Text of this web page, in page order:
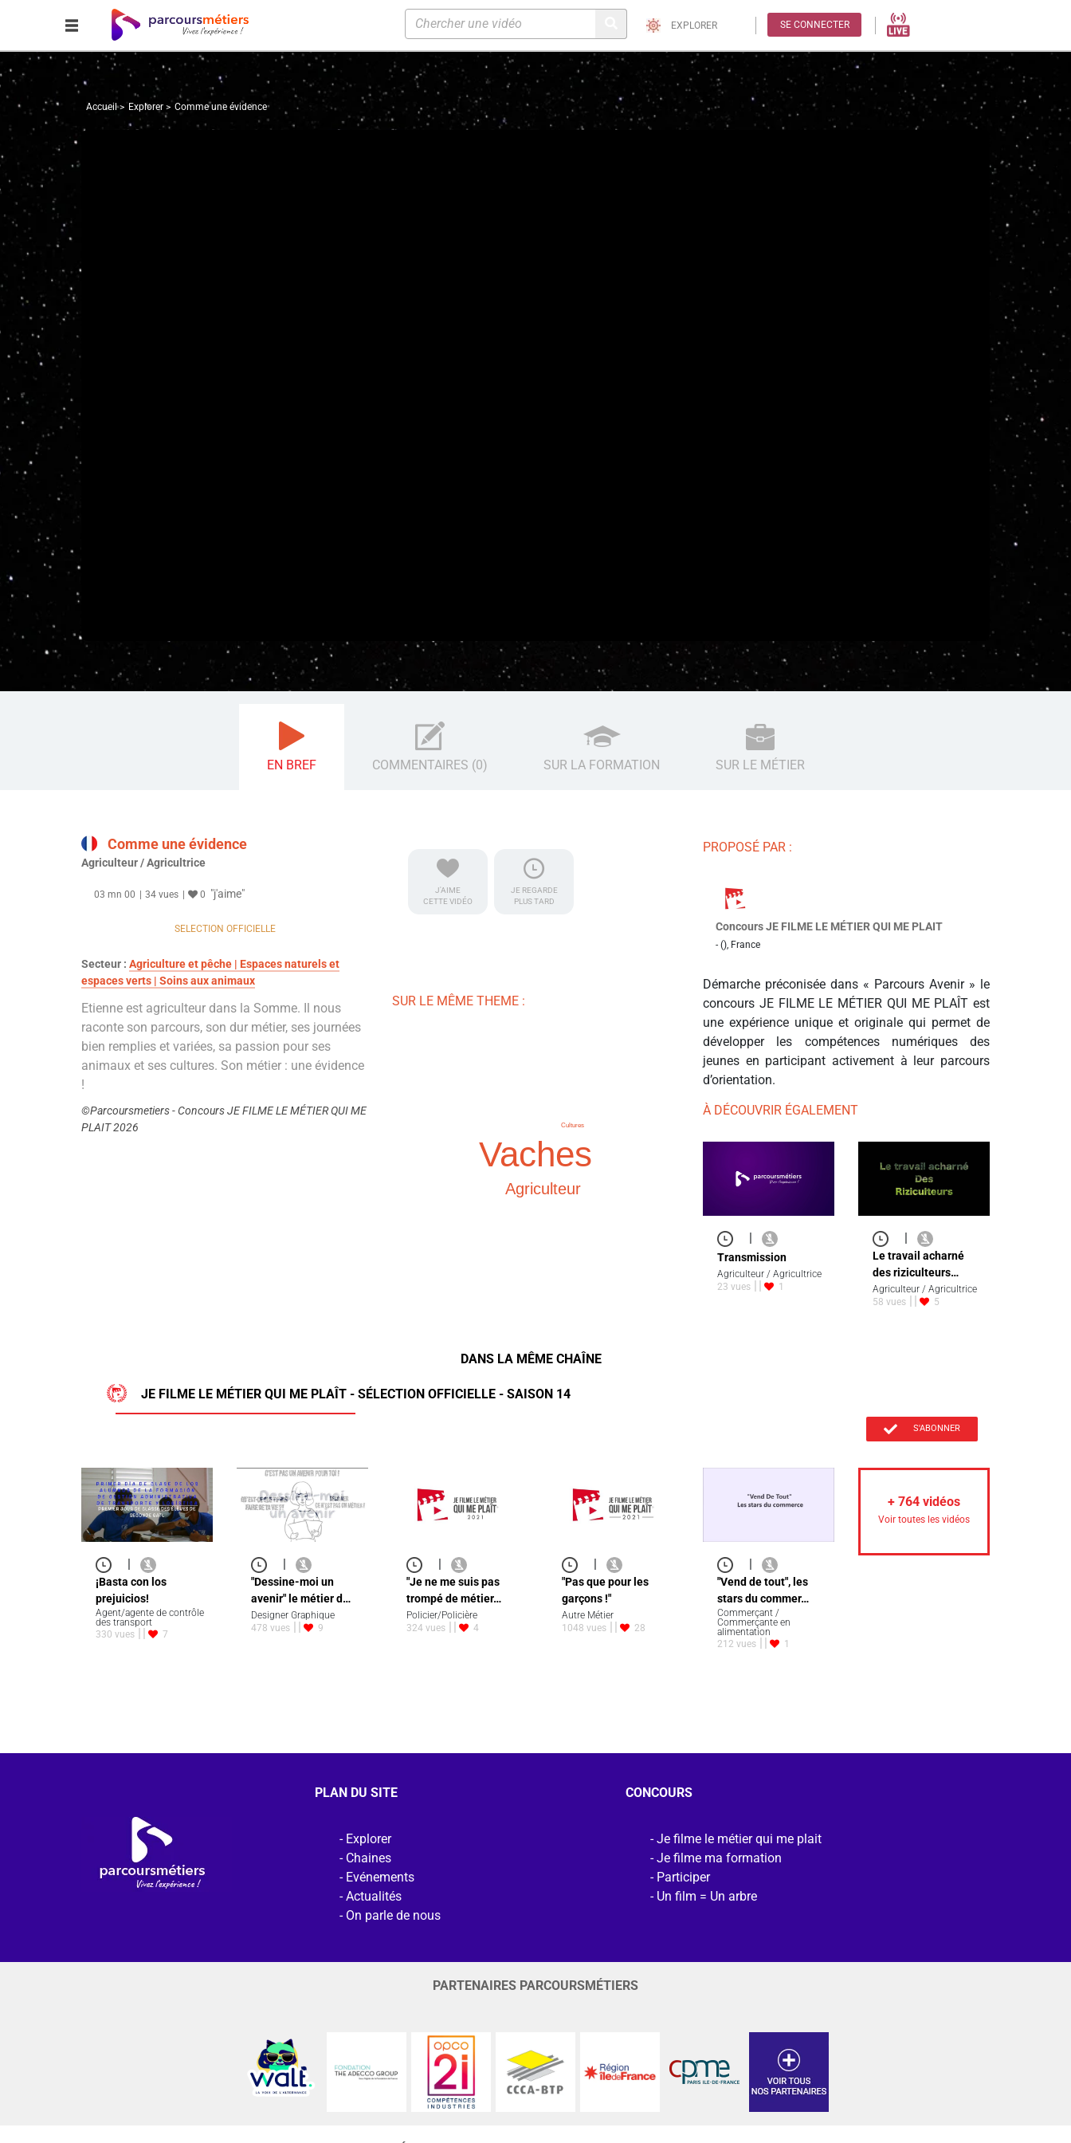
EXPLORER SE CONNECTER
Accueil Explorer Comme une évidence
EN BREF COMMENTAIRES (0) SUR LA FORMATION SUR LE MÉTIER
Comme une évidence
Agriculteur / Agricultrice
03 mn 00 34 vues 0 "j'aime"
SELECTION OFFICIELLE
Secteur : Agriculture et pêche | Espaces naturels et
espaces verts | Soins aux animaux
Etienne est agriculteur dans la Somme. Il nous
raconte son parcours, son dur métier, ses journées
bien remplies et variées, sa passion pour ses
animaux et ses cultures. Son métier : une évidence
!
©Parcoursmetiers - Concours JE FILME LE MÉTIER QUI ME
PLAIT 2026
J'AIME
CETTE VIDÉO
JE REGARDE
PLUS TARD
SUR LE MÊME THEME :
Vaches
Agriculteur
Cultures
PROPOSÉ PAR :
Concours JE FILME LE MÉTIER QUI ME PLAIT
- (), France
Démarche préconisée dans « Parcours Avenir » le
concours JE FILME LE MÉTIER QUI ME PLAÎT est
une expérience unique et originale qui permet de
développer les compétences numériques des
jeunes en participant activement à leur parcours
d’orientation.
À DÉCOUVRIR ÉGALEMENT
|
Transmission
Agriculteur / Agricultrice
23 vues
1
Le travail acharné
des riziculteurs…
Agriculteur / Agricultrice
58 vues
5
DANS LA MÊME CHAÎNE
JE FILME LE MÉTIER QUI ME PLAÎT - SÉLECTION OFFICIELLE - SAISON 14
S'ABONNER
¡Basta con los
prejuicios!
Agent/agente de contrôle
des transport
330 vues
7
"Dessine-moi un
avenir" le métier d…
Designer Graphique
478 vues
9
"Je ne me suis pas
trompé de métier…
Policier/Policière
324 vues
4
"Pas que pour les
garçons !"
Autre Métier
1048 vues
28
"Vend de tout", les
stars du commer…
Commerçant /
Commerçante en
alimentation
212 vues
1
+ 764 vidéos
Voir toutes les vidéos
PLAN DU SITE
Explorer
Chaines
Evénements
Actualités
On parle de nous
CONCOURS
Je filme le métier qui me plait
Je filme ma formation
Participer
Un film = Un arbre
PARTENAIRES PARCOURSMÉTIERS